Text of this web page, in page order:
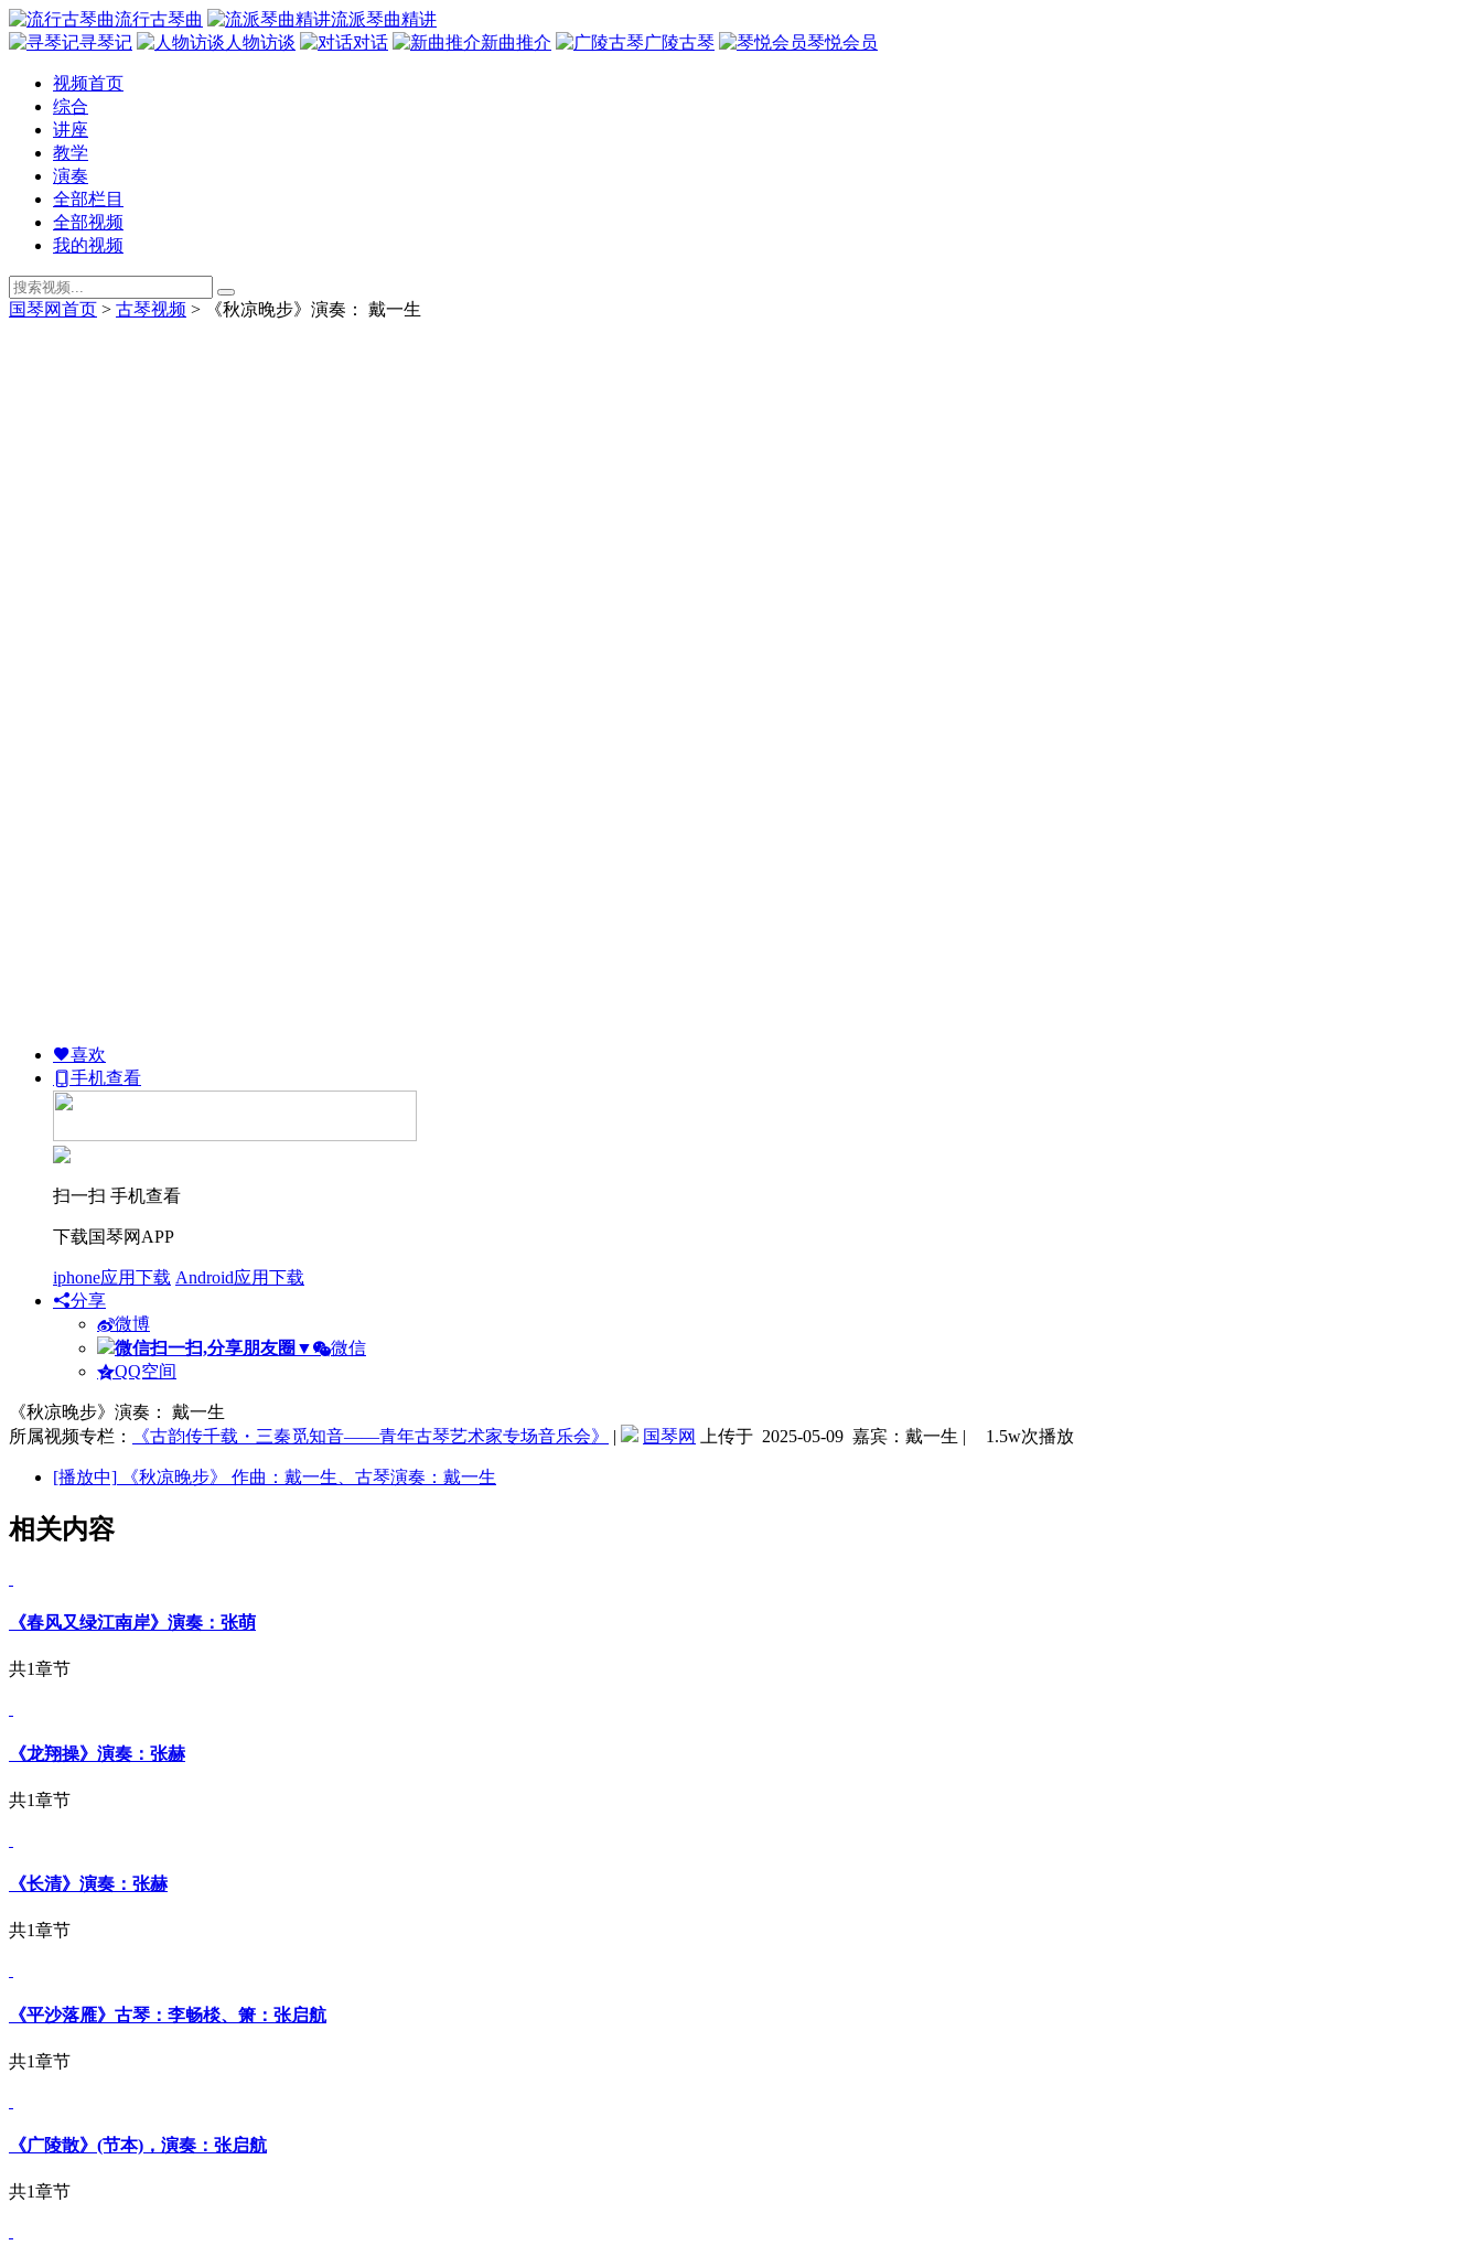
流行古琴曲
流派琴曲精讲
寻琴记
人物访谈 对话 新曲推介 广陵古琴 琴悦会员
视频首页
综合
讲座
教学
演奏
全部栏目
全部视频
我的视频
国琴网首页 > 古琴视频 > 《秋凉晚步》演奏： 戴一生
喜欢
手机查看
扫一扫 手机查看
下载国琴网APP
iphone应用下载 Android应用下载
分享
微博
微信扫一扫,分享朋友圈 ▼
微信
QQ空间
《秋凉晚步》演奏： 戴一生
所属视频专栏：
《古韵传千载・三秦觅知音——青年古琴艺术家专场音乐会》 | 国琴网 上传于 2025-05-09 嘉宾：戴一生 | 1.5w次播放
[播放中] 《秋凉晚步》 作曲：戴一生、古琴演奏：戴一生
相关内容
《春风又绿江南岸》演奏：张萌
共1章节
《龙翔操》演奏：张赫
共1章节
《长清》演奏：张赫
共1章节
《平沙落雁》古琴：李畅棪、箫：张启航
共1章节
《广陵散》(节本)，演奏：张启航
共1章节